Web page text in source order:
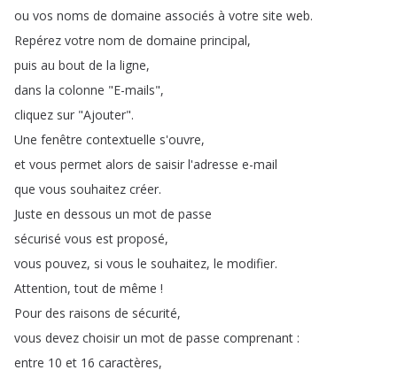
ou vos noms de domaine associés à votre site web.
Repérez votre nom de domaine principal,
puis au bout de la ligne,
dans la colonne "E-mails",
cliquez sur "Ajouter".
Une fenêtre contextuelle s'ouvre,
et vous permet alors de saisir l'adresse e-mail
que vous souhaitez créer.
Juste en dessous un mot de passe
sécurisé vous est proposé,
vous pouvez, si vous le souhaitez, le modifier.
Attention,tout de même !
Pour des raisons de sécurité,
vous devez choisir un mot de passe comprenant :
entre 10 et 16 caractères,